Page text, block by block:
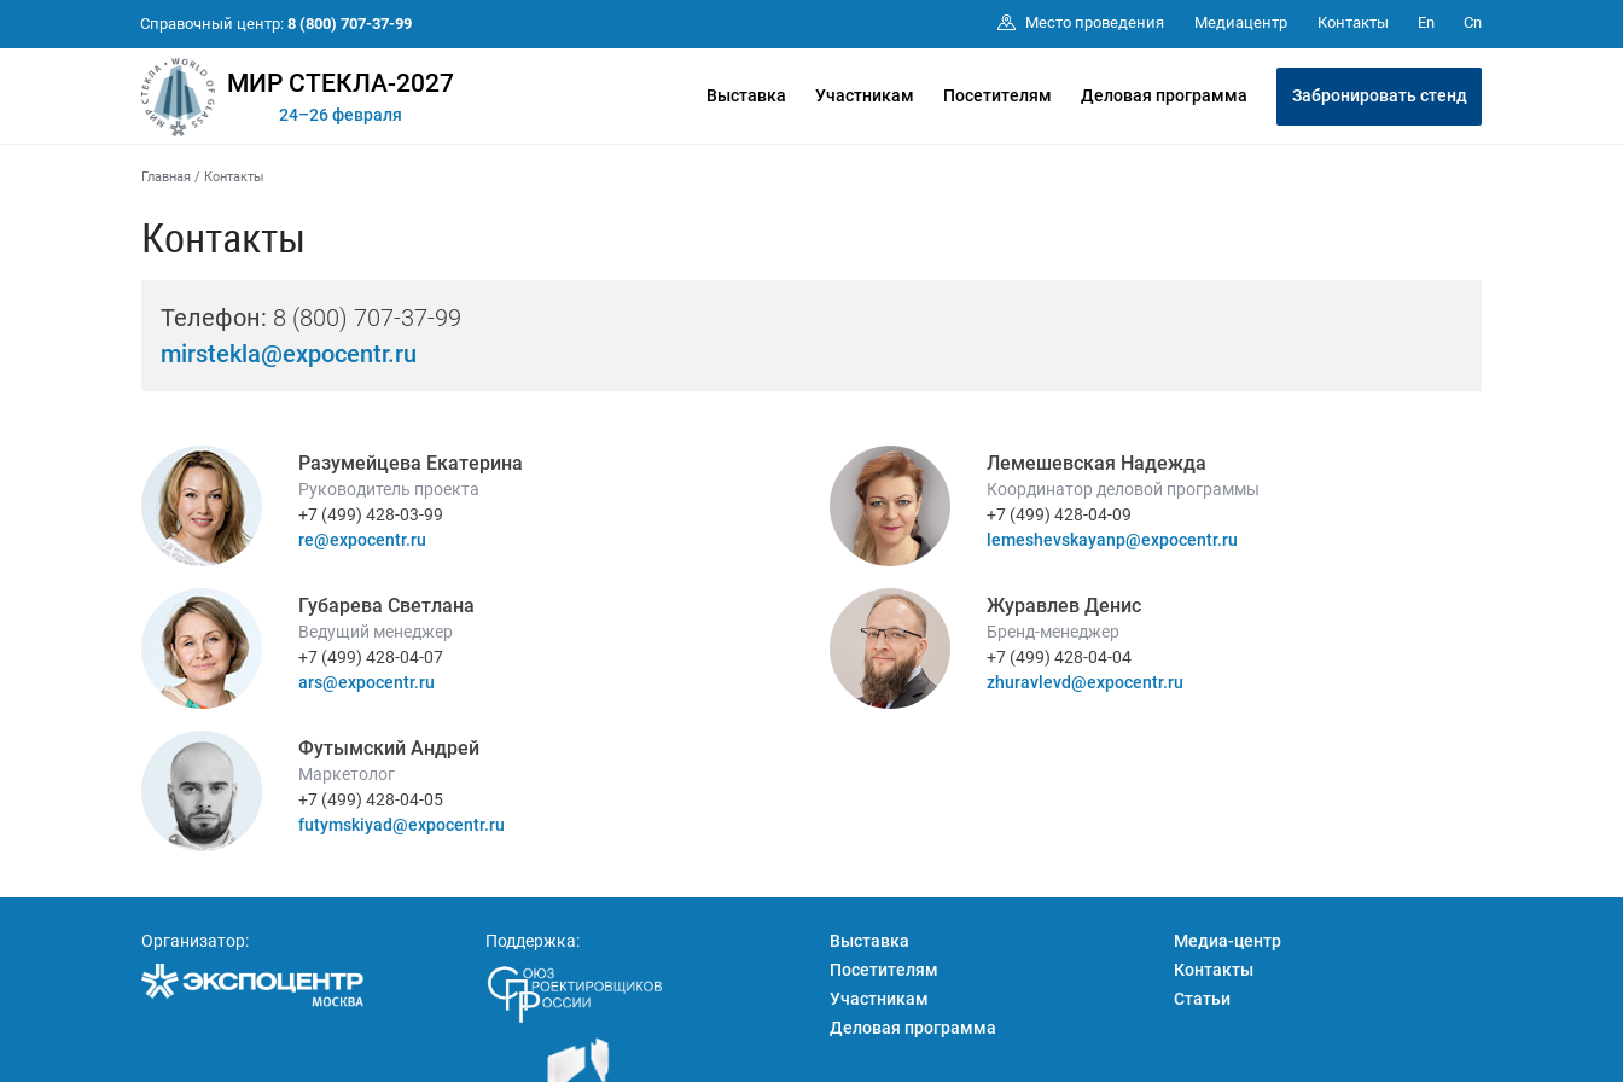
Справочный центр: 8 (800) 707-37-99 Место проведения Медиацентр Контакты En Cn
МИР СТЕКЛА-2027
24–26 февраля
Выставка Участникам Посетителям Деловая программа Забронировать стенд
Главная / Контакты
Контакты
Телефон: 8 (800) 707-37-99
mirstekla@expocentr.ru
Разумейцева Екатерина
Руководитель проекта
+7 (499) 428-03-99
re@expocentr.ru
Губарева Светлана
Ведущий менеджер
+7 (499) 428-04-07
ars@expocentr.ru
Футымский Андрей
Маркетолог
+7 (499) 428-04-05
futymskiyad@expocentr.ru
Лемешевская Надежда
Координатор деловой программы
+7 (499) 428-04-09
lemeshevskayanp@expocentr.ru
Журавлев Денис
Бренд-менеджер
+7 (499) 428-04-04
zhuravlevd@expocentr.ru
Организатор: Поддержка:
Выставка
Посетителям
Участникам
Деловая программа
Медиа-центр
Контакты
Статьи